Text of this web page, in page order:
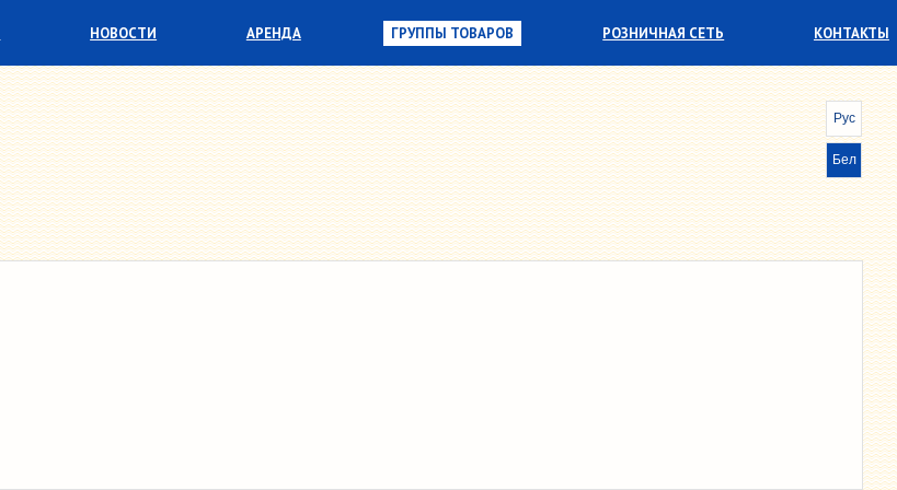
НОВОСТИ АРЕНДА ГРУППЫ ТОВАРОВ
БУМАЖНО-БЕЛОВЫЕ ТОВАРЫ
ГАЛАНТЕРЕЯ
ИГРУШКИ
КАНЦЕЛЯРСКИЕ
МЕБЕЛЬ ДЛЯ ОТДЫХА
РОЗНИЧНАЯ СЕТЬ КОНТАКТЫ
Рус
Бел